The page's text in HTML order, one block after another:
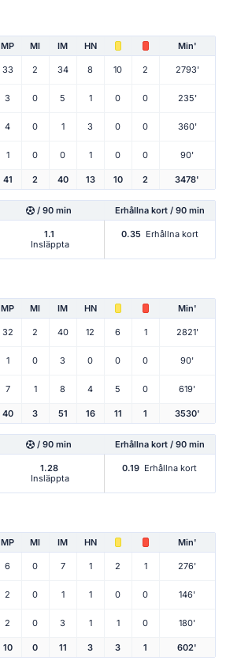
MP Ml IM HN Min'
33 2 34 8 10 2 2793'
3 0 5 1 0 0 235'
4 0 1 3 0 0 360'
1 0 0 1 0 0 90'
41 2 40 13 10 2 3478'
/ 90 min Erhållna kort / 90 min
1.1
Insläppta
0.35 Erhållna kort
MP Ml IM HN Min'
32 2 40 12 6 1 2821'
1 0 3 0 0 0 90'
7 1 8 4 5 0 619'
40 3 51 16 11 1 3530'
/ 90 min Erhållna kort / 90 min
1.28
Insläppta
0.19 Erhållna kort
MP Ml IM HN Min'
6 0 7 1 2 1 276'
2 0 1 1 0 0 146'
2 0 3 1 1 0 180'
10 0 11 3 3 1 602'